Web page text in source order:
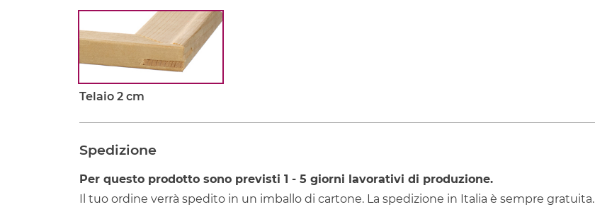
Telaio 2 cm
Spedizione
Per questo prodotto sono previsti 1 - 5 giorni lavorativi di produzione.
Il tuo ordine verrà spedito in un imballo di cartone. La spedizione in Italia è sempre gratuita.